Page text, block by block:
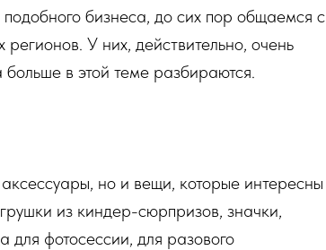
бизнеса, до сих пор общаемся с
У них, действительно, очень
в этой теме разбираются.
но и вещи, которые интересны
из киндер-сюрпризов, значки,
фотосессии, для разового